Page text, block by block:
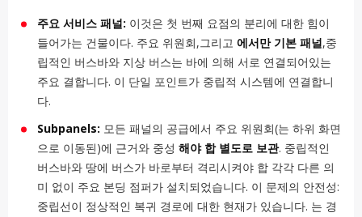
주요 서비스 패널: 이것은 첫 번째 요점의 분리에 대한 힘이
들어가는 건물이다. 주요 위원회,그리고 에서만 기본 패널,중
립적인 버스바와 지상 버스는 바에 의해 서로 연결되어있는
주요 결합니다. 이 단일 포인트가 중립적 시스템에 연결합니
다.
Subpanels: 모든 패널의 공급에서 주요 위원회(는 하위 화면
으로 이동된)에 근거와 중성 해야 합 별도로 보관. 중립적인
버스바와 땅에 버스가 바로부터 격리시켜야 합 각각 다른 의
미 없이 주요 본딩 점퍼가 설치되었습니다. 이 문제의 안전성:
중립선이 정상적인 복귀 경로에 대한 현재가 있습니다. 는 경